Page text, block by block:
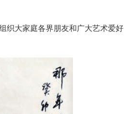
织大家庭各界朋友和广大艺术爱好